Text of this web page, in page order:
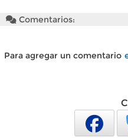
Comentarios:
Para agregar un comentario